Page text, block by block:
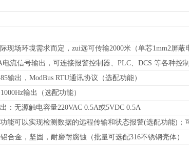
现场环境需求而定，zui远可传输2000米（单芯1mm2屏蔽
电流信号输出，可连接报警控制器、PLC、DCS 等各种控
输出， ModBus RTU通讯协议 （选配功能）
输出（选配功能）
：无源触电容量220VAC 0.5A或5VDC 0.5A
能可以实现检测数据的远程传输和状态报警(选配功能)；
合金，坚固，耐磨耐腐蚀（批量可选配316不锈钢壳体）